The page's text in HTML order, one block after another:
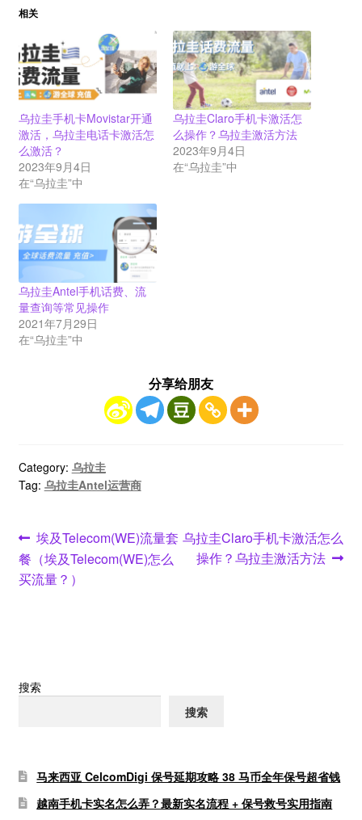
相关
乌拉圭手机卡Movistar开通
激活，乌拉圭电话卡激活怎
么激活？
2023年9月4日
在“乌拉圭”中
乌拉圭Claro手机卡激活怎
么操作？乌拉圭激活方法
2023年9月4日
在“乌拉圭”中
乌拉圭Antel手机话费、流
量查询等常见操作
2021年7月29日
在“乌拉圭”中
分享给朋友
Category: 乌拉圭
Tag: 乌拉圭Antel运营商
文
章
Previous
post:
埃及Telecom(WE)流量套
餐（埃及Telecom(WE)怎么
买流量？）
Next
post:
乌拉圭Claro手机卡激活怎么
操作？乌拉圭激活方法
搜索
搜索
马来西亚 CelcomDigi 保号延期攻略 38 马币全年保号超省钱
越南手机卡实名怎么弄？最新实名流程 + 保号救号实用指南